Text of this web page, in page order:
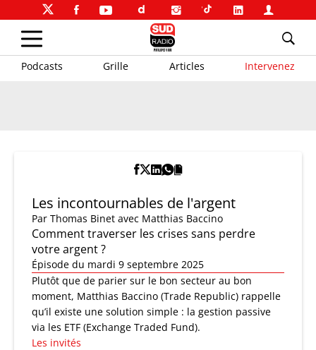
Podcasts Grille Articles Intervenez
Les incontournables de l'argent
Par Thomas Binet avec Matthias Baccino
Comment traverser les crises sans perdre
votre argent ?
Épisode du mardi 9 septembre 2025
Plutôt que de parier sur le bon secteur au bon
moment, Matthias Baccino (Trade Republic) rappelle
qu’il existe une solution simple : la gestion passive
via les ETF (Exchange Traded Fund).
Les invités